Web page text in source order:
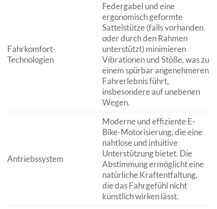
Fahrkomfort-
Technologien
Federgabel und eine
ergonomisch geformte
Sattelstütze (falls vorhanden
oder durch den Rahmen
unterstützt) minimieren
Vibrationen und Stöße, was zu
einem spürbar angenehmeren
Fahrerlebnis führt,
insbesondere auf unebenen
Wegen.
Antriebssystem
Moderne und effiziente E-
Bike-Motorisierung, die eine
nahtlose und intuitive
Unterstützung bietet. Die
Abstimmung ermöglicht eine
natürliche Kraftentfaltung,
die das Fahrgefühl nicht
künstlich wirken lässt.